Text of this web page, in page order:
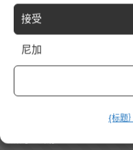
接受
尼加
{标题｝
撒丁岛
Tutte le Regioni →
Destinazioni